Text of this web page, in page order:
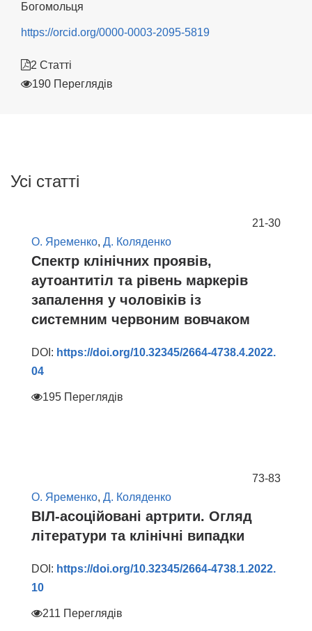
Богомольця
https://orcid.org/0000-0003-2095-5819
2 Статті
190 Переглядів
Усі статті
21-30
О. Яременко, Д. Коляденко
Спектр клінічних проявів,
аутоантитіл та рівень маркерів
запалення у чоловіків із
системним червоним вовчаком
DOI: https://doi.org/10.32345/2664-4738.4.2022.
04
195 Переглядів
73-83
О. Яременко, Д. Коляденко
ВІЛ-асоційовані артрити. Огляд
літератури та клінічні випадки
DOI: https://doi.org/10.32345/2664-4738.1.2022.
10
211 Переглядів